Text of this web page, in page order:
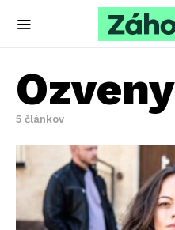
Ozveny
5 článkov